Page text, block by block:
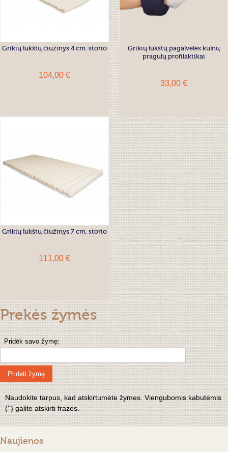
Grikių lukštų čiužinys 4 cm. storio
104,00 €
Grikių lukštų pagalvėlės kulnų
pragulų profilaktikai
33,00 €
Grikių lukštų čiužinys 7 cm. storio
111,00 €
Prekės žymės
Pridėk savo žymę:
Pridėti žymę
Naudokite tarpus, kad atskirtumėte žymes. Viengubomis kabutėmis
('') galite atskirti frazes.
Naujienos